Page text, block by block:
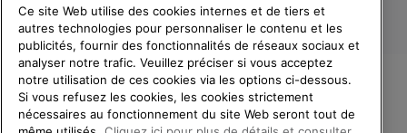
France
BIENVENUE CHEZ SOREL.
VEUILLEZ SÉLECTIONNER
Ce site Web utilise des cookies internes et de tiers et
autres technologies pour personnaliser le contenu et les
publicités, fournir des fonctionnalités de réseaux sociaux et
analyser notre trafic. Veuillez préciser si vous acceptez
notre utilisation de ces cookies via les options ci-dessous.
Si vous refusez les cookies, les cookies strictement
nécessaires au fonctionnement du site Web seront tout de